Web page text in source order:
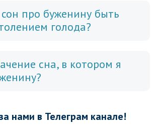
про буженину быть
голода?
сна, в котором я
нами в Телеграм канале!